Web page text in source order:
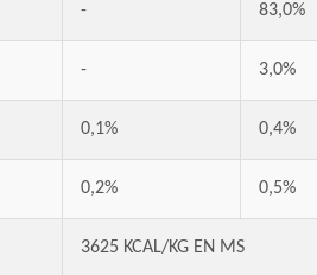
- 83,0%
- 3,0%
0,1% 0,4%
0,2% 0,5%
3625 KCAL/KG EN MS